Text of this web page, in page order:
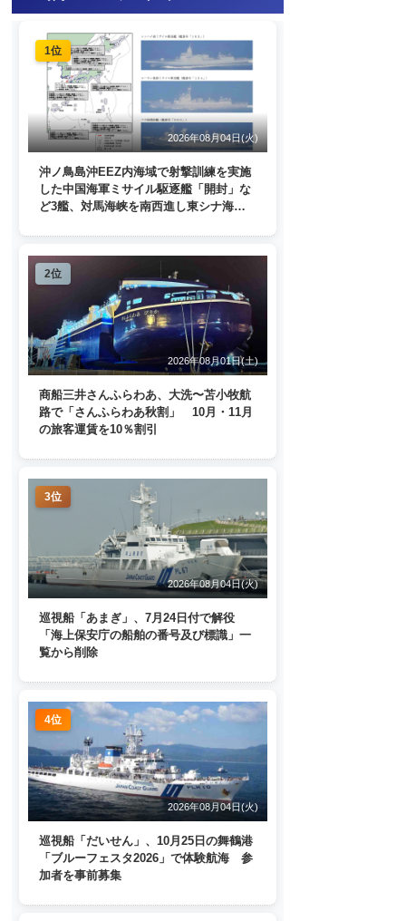
1位
2026年08月04日(火)
沖ノ鳥島沖EEZ内海域で射撃訓練を実施
した中国海軍ミサイル駆逐艦「開封」な
ど3艦、対馬海峡を南西進し東シナ海
2位
2026年08月01日(土)
商船三井さんふらわあ、大洗〜苫小牧航
路で「さんふらわあ秋割」 10月・11月
の旅客運賃を10％割引
3位
2026年08月04日(火)
巡視船「あまぎ」、7月24日付で解役
「海上保安庁の船舶の番号及び標識」一
覧から削除
4位
2026年08月04日(火)
巡視船「だいせん」、10月25日の舞鶴港
「ブルーフェスタ2026」で体験航海 参
加者を事前募集